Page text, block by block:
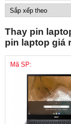
Thay pin
pin laptop giá
Mã SP: